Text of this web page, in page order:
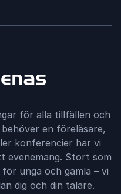
för alla tillfällen och
behöver en föreläsare,
konferencier har vi
evenemang. Stort som
unga och gamla – vi
dig och din talare.